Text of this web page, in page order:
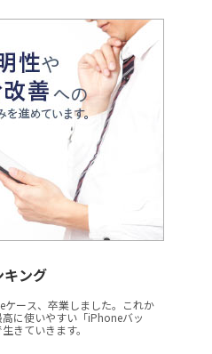
キング
ケース、卒業しました。これか
高に使いやすい「iPhoneバッ
きていきます。